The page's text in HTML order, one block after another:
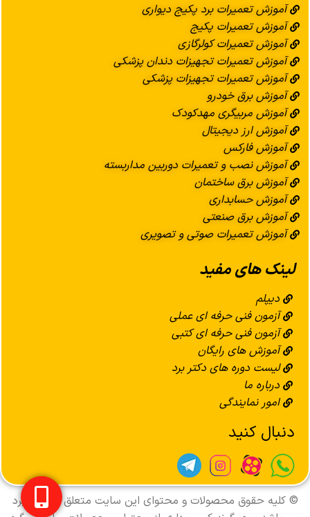
آموزش تعمیرات برد پکیج دیواری
آموزش تعمیرات پکیج
آموزش تعمیرات کولرگازی
آموزش تعمیرات تجهیزات دندان پزشکی
آموزش تعمیرات تجهیزات پزشکی
آموزش برق خودرو
آموزش مربیگری مهدکودک
آموزش ارز دیجیتال
آموزش فارکس
آموزش نصب و تعمیرات دوربین مداربسته
آموزش برق ساختمان
آموزش حسابداری
آموزش برق صنعتی
آموزش تعمیرات صوتی و تصویری
لینک های مفید
دیپلم
آزمون فنی حرفه ای عملی
آزمون فنی حرفه ای کتبی
آموزش های رایگان
لیست دوره های دکتر برد
درباره ما
امور نمایندگی
دنبال کنید
© کليه حقوق محصولات و محتوای اين سایت متعلق به دکتر برد